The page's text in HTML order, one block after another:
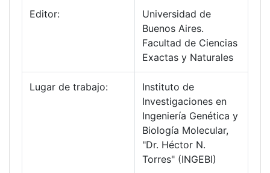
Editor:
Universidad de
Buenos Aires.
Facultad de Ciencias
Exactas y Naturales
Lugar de trabajo:
Instituto de
Investigaciones en
Ingeniería Genética y
Biología Molecular,
"Dr. Héctor N.
Torres" (INGEBI)